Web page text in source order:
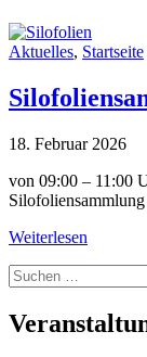
Aktuelles, Startseite
18. Februar 2026
von 09:00 – 11:00
Weiterlesen
Suche
nach: